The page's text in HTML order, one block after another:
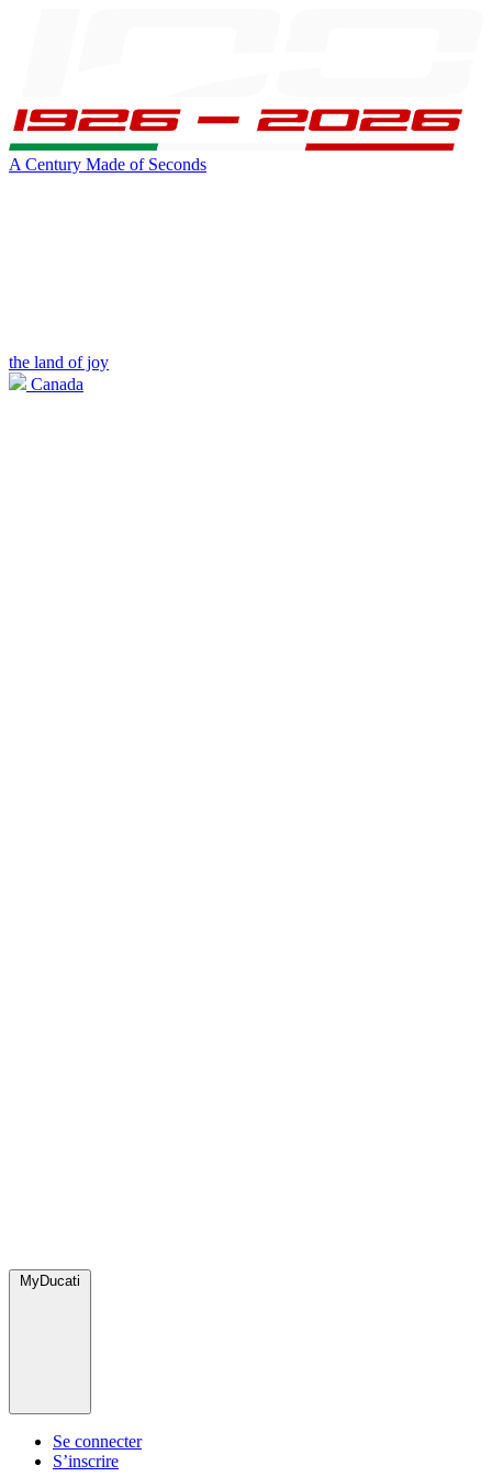
A Century Made of Seconds
the land of joy
Canada
MyDucati
Se connecter
S’inscrire